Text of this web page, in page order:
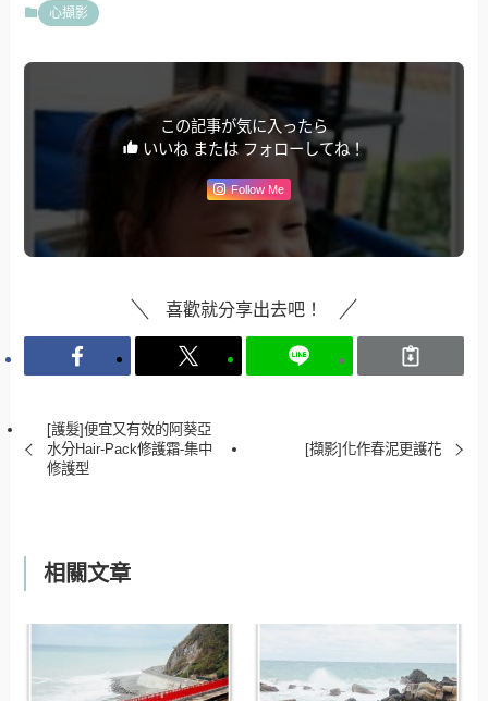
心擷影
この記事が気に入ったら
いいね または フォローしてね！
Follow Me
喜歡就分享出去吧！
[護髮]便宜又有效的阿葵亞
水分Hair-Pack修護霜-集中
修護型
[擷影]化作春泥更護花
相關文章